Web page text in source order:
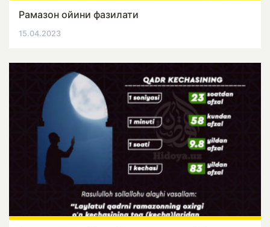
Рамазон ойини фазилати
15.04.2023